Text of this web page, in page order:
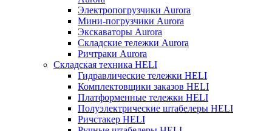
Электропогрузчики Aurora
Мини-погрузчики Aurora
Экскаваторы Aurora
Складские тележки Aurora
Ричтраки Aurora
Складская техника HELI
Гидравлические тележки HELI
Комплектовщики заказов HELI
Платформенные тележки HELI
Полуэлектрические штабелеры HELI
Ричстакер HELI